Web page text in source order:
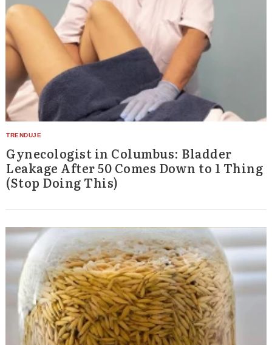
Gynecologist in Columbus: Bladder
Leakage After 50 Comes Down to 1 Thing
(Stop Doing This)